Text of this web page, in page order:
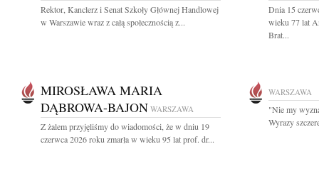
Rektor, Kanclerz i Senat Szkoły Głównej Handlowej
w Warszawie wraz z całą społecznością z...
Dnia 15
wieku 77 lat
Brat...
MIROSŁAWA MARIA
DĄBROWA-BAJON WARSZAWA
Z żalem przyjęliśmy do wiadomości, że w dniu 19
czerwca 2026 roku zmarła w wieku 95 lat prof. dr...
WARSZAWA
"Nie my
Wyrazy